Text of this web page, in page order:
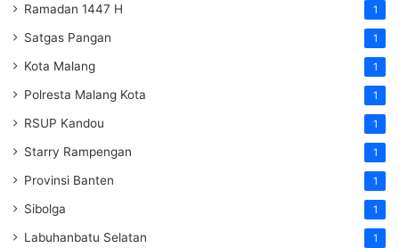
Ramadan 1447 H 1
Satgas Pangan 1
Kota Malang 1
Polresta Malang Kota 1
RSUP Kandou 1
Starry Rampengan 1
Provinsi Banten 1
Sibolga 1
Labuhanbatu Selatan 1